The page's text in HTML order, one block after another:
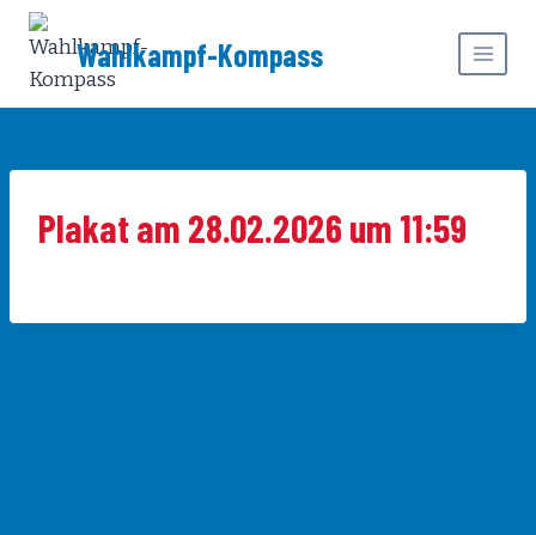
Zum
Inhalt
springen
Wahlkampf-Kompass
Plakat am 28.02.2026 um 11:59